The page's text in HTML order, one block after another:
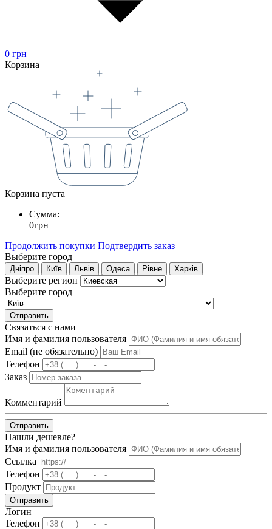
0 грн
Корзина
Корзина пуста
Сумма:
0грн
Продолжить покупки Подтвердить заказ
Выберите город
Дніпро Київ Львів Одеса Рівне Харків
Выберите регион
Выберите город
Отправить
Связаться с нами
Имя и фамилия пользователя
Email (не обязательно)
Телефон
Заказ
Комментарий
Отправить
Нашли дешевле?
Имя и фамилия пользователя
Ссылка
Телефон
Продукт
Отправить
Логин
Телефон